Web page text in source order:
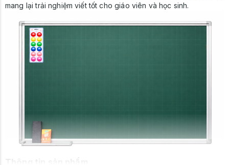
mang lại trải nghiệm viết tốt cho giáo viên và học sinh.